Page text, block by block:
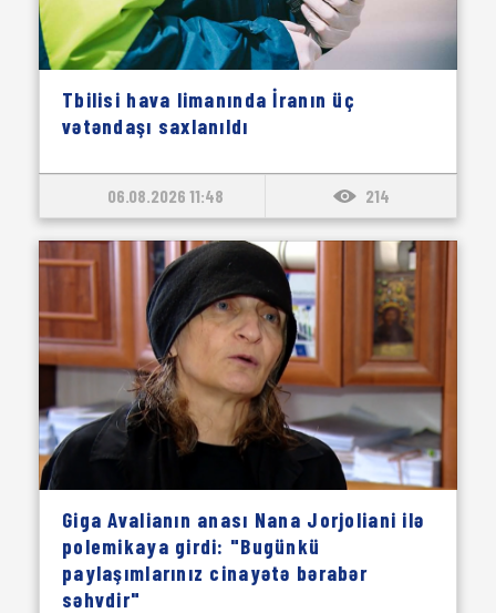
Tbilisi hava limanında İranın üç
vətəndaşı saxlanıldı
06.08.2026 11:48 214
Giga Avalianın anası Nana Jorjoliani ilə
polemikaya girdi: "Bugünkü
paylaşımlarınız cinayətə bərabər
səhvdir"